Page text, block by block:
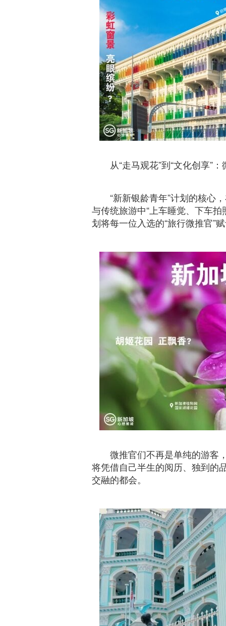
从“走马观花”到“文化创享”
“新新银龄青年”计划的核心
与传统旅游中“上车睡觉、下车
划将每一位入选的“旅行微推官”
微推官们不再是单纯的游客
将凭借自己半生的阅历、独到的
交融的都会。